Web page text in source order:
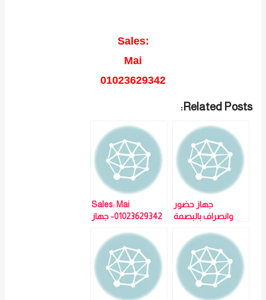
Sales:
Mai
01023629342
Related Posts:
جهاز حضور
وانصراف بالبصمة
مبيعات: مي سيد
01023629342
Sales: Mai
01023629342- جهاز
بالبصمة K15-
ZKTECO